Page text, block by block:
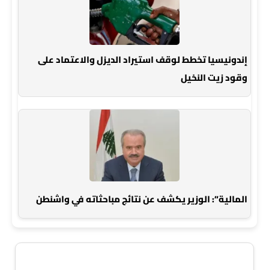
إندونيسيا تخطط لوقف استيراد الديزل والاعتماد على
وقود زيت النخيل
المالية”: الوزير يكشف عن نتائج مباحثاته في واشنطن